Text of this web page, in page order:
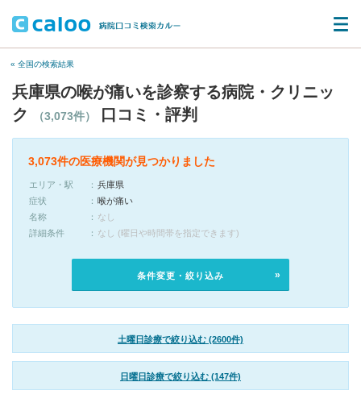
« 全国の検索結果
兵庫県の喉が痛いを診察する病院・クリニッ
ク
（3,073件） 口コミ・評判
3,073件の医療機関が見つかりました
エリア・駅
兵庫県
症状
喉が痛い
名称
なし
詳細条件
なし (曜日や時間帯を指定できます)
条件変更・絞り込み
土曜日診療で絞り込む (2600件)
日曜日診療で絞り込む (147件)